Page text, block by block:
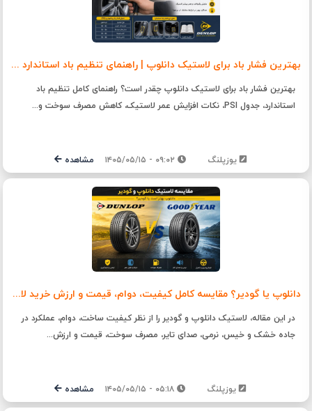
بهترین فشار باد برای لاستیک دانلوپ | راهنمای تنظیم باد استاندارد + جدول PSI
بهترین فشار باد برای لاستیک دانلوپ چقدر است؟ راهنمای کامل تنظیم باد
استاندارد، جدول PSI، نکات افزایش عمر لاستیک، کاهش مصرف سوخت و...
یوزپلنگ مشاهده
دانلوپ یا گودیر؟ مقایسه کامل کیفیت، دوام، قیمت و ارزش خرید لاستیک Dunlop و Goodyear
در این مقاله، لاستیک دانلوپ و گودیر را از نظر کیفیت ساخت، دوام، عملکرد در
جاده خشک و خیس، نرمی، صدای تایر، مصرف سوخت، قیمت و ارزش...
یوزپلنگ مشاهده